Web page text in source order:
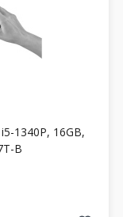
1340P, 16GB,
B